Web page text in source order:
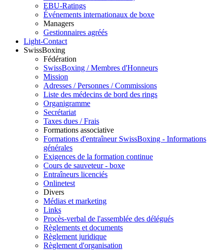
EBU-Ratings
Événements internationaux de boxe
Managers
Gestionnaires agréés
Light-Contact
SwissBoxing
Fédération
SwissBoxing / Membres d'Honneurs
Mission
Adresses / Personnes / Commissions
Liste des médecins de bord des rings
Organigramme
Secrétariat
Taxes dues / Frais
Formations associative
Formations d'entraîneur SwissBoxing - Informations
générales
Exigences de la formation continue
Cours de sauveteur - boxe
Entraîneurs licenciés
Onlinetest
Divers
Médias et marketing
Links
Procès-verbal de l'assemblée des délégués
Règlements et documents
Règlement juridique
Règlement d'organisation